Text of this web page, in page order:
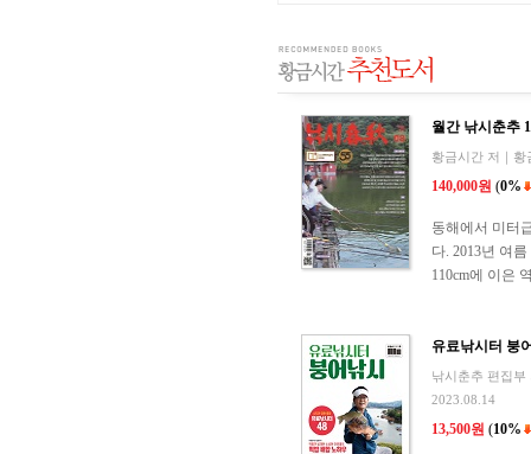
월간 낚시춘추
황금시간 저｜황
140,000원 (0%
동해에서 미터
다. 2013년 여
110cm에 이은
유료낚시터 붕
낚시춘추 편집부
2023.08.14
13,500원 (10%